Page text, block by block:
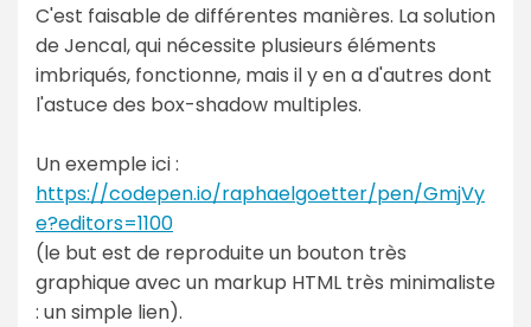
C'est faisable de différentes manières. La solution
de Jencal, qui nécessite plusieurs éléments
imbriqués, fonctionne, mais il y en a d'autres dont
l'astuce des box-shadow multiples.
Un exemple ici :
https://codepen.io/raphaelgoetter/pen/GmjVy
e?editors=1100
(le but est de reproduite un bouton très
graphique avec un markup HTML très minimaliste
: un simple lien).